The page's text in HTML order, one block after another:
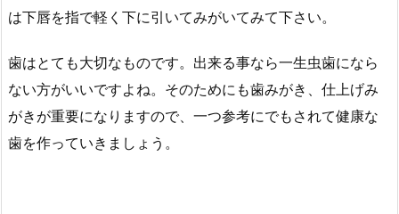
は下唇を指で軽く下に引いてみがいてみて下さい。
歯はとても大切なものです。出来る事なら一生虫歯になら
ない方がいいですよね。そのためにも歯みがき、仕上げみ
がきが重要になりますので、一つ参考にでもされて健康な
歯を作っていきましょう。